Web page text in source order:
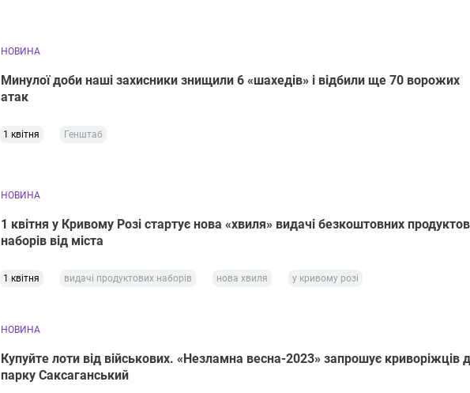
НОВИНА
Минулої доби наші захисники знищили 6 «шахедів» і відбили ще 70 ворожих
атак
1 квітня Генштаб
НОВИНА
1 квітня у Кривому Розі стартує нова «хвиля» видачі безкоштовних
наборів від міста
1 квітня видачі продуктових наборів нова хвиля у кривому розі
НОВИНА
Купуйте лоти від військових. «Незламна весна-2023» запрошує криворіжців
парку Саксаганський